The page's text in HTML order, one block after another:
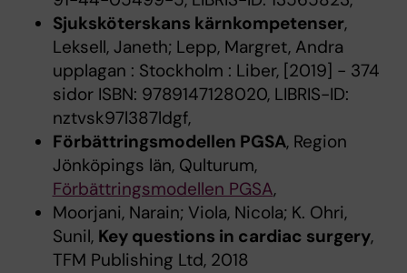
Sjuksköterskans kärnkompetenser,
Leksell, Janeth; Lepp, Margret, Andra
upplagan : Stockholm : Liber, [2019] - 374
sidor ISBN: 9789147128020, LIBRIS-ID:
nztvsk97l387ldgf,
Förbättringsmodellen PGSA, Region
Jönköpings län, Qulturum,
Förbättringsmodellen PGSA,
Moorjani, Narain; Viola, Nicola; K. Ohri,
Sunil, Key questions in cardiac surgery,
TFM Publishing Ltd, 2018